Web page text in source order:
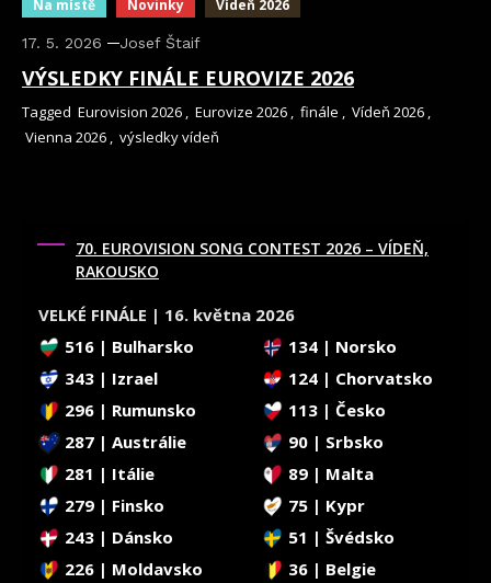
Na místě Novinky Vídeň 2026
17. 5. 2026 Josef Štaif
VÝSLEDKY FINÁLE EUROVIZE 2026
Tagged Eurovision 2026 , Eurovize 2026 , finále , Vídeň 2026 ,
Vienna 2026 , výsledky vídeň
70. EUROVISION SONG CONTEST 2026 – VÍDEŇ,
RAKOUSKO
VELKÉ FINÁLE | 16. května 2026
516 | Bulharsko
134 | Norsko
343 | Izrael
124 | Chorvatsko
296 | Rumunsko
113 | Česko
287 | Austrálie
90 | Srbsko
281 | Itálie
89 | Malta
279 | Finsko
75 | Kypr
243 | Dánsko
51 | Švédsko
226 | Moldavsko
36 | Belgie